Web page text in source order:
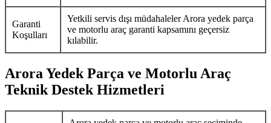
Garanti
Koşulları
Yetkili servis dışı müdahaleler Arora yedek parça
ve motorlu araç garanti kapsamını geçersiz
kılabilir.
Arora Yedek Parça ve Motorlu Araç
Teknik Destek Hizmetleri